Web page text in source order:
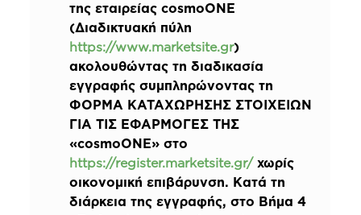
της εταιρείας cosmoONE
(Διαδικτυακή πύλη
https://www.marketsite.gr)
ακολουθώντας τη διαδικασία
εγγραφής συμπληρώνοντας τη
ΦΟΡΜΑ ΚΑΤΑΧΩΡΗΣΗΣ ΣΤΟΙΧΕΙΩΝ
ΓΙΑ ΤΙΣ ΕΦΑΡΜΟΓΕΣ ΤΗΣ
«cosmoONE» στο
https://register.marketsite.gr/χωρίς
οικονομική επιβάρυνση. Κατά τη
διάρκεια της εγγραφής, στο Βήμα 4